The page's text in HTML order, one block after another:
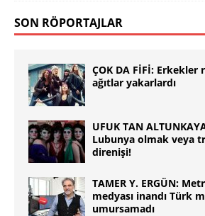
SON RÖPORTAJLAR
ÇOK DA FİFİ: Erkekler
ağıtlar yakarlardı
UFUK TAN
Lubunya olmak veya
direnişi!
TAMER Y. ERGÜN:
medyası inandı Türk
umursamadı